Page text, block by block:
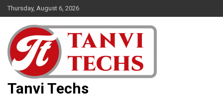
Skip
to
content
Thursday, August 6, 2026
Tanvi Techs